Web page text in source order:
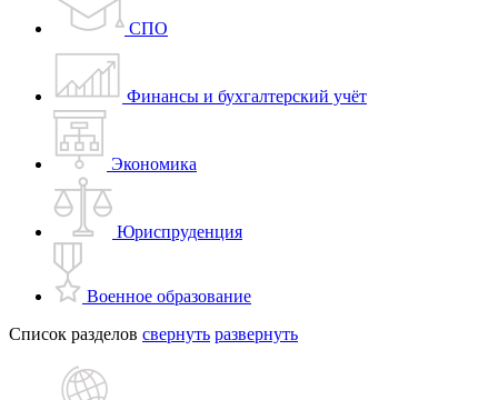
СПО
Финансы и бухгалтерский учёт
Экономика
Юриспруденция
Военное образование
Список разделов свернуть развернуть